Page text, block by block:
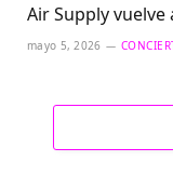
Air Supply
mayo 5, 2026